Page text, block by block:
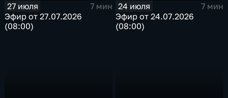
27 июля
7 мин
Эфир от 27.07.2026
(08:00)
24 июля
7 мин
Эфир от 24.07.2026
(08:00)